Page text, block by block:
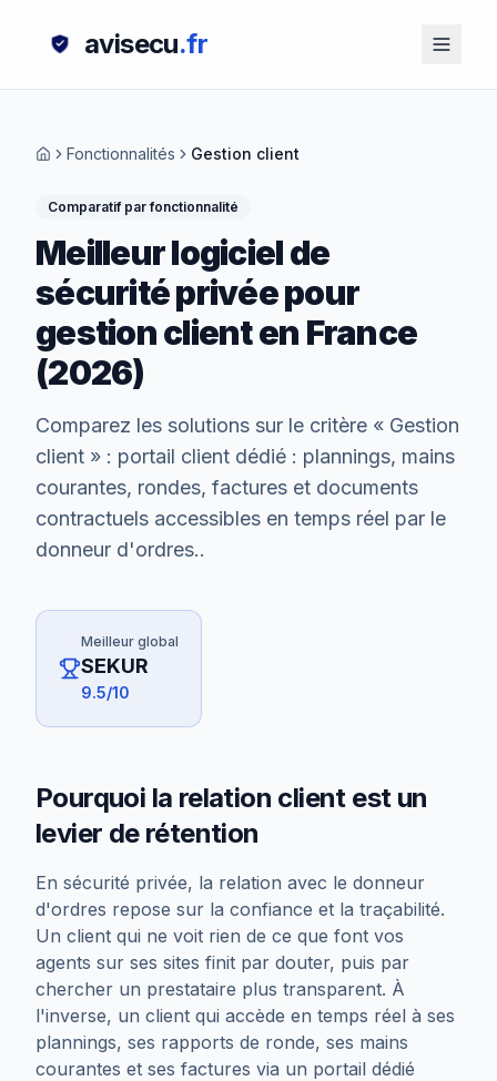
avisecu.fr
Fonctionnalités Gestion client
Comparatif par fonctionnalité
Meilleur logiciel de
sécurité privée pour
gestion clienten France
(2026)
Comparez les solutions sur le critère « Gestion
client » : portail client dédié : plannings, mains
courantes, rondes, factures et documents
contractuels accessibles en temps réel par le
donneur d'ordres..
Meilleur global
SEKUR
9.5/10
Pourquoi la relation client est un
levier de rétention
En sécurité privée, la relation avec le donneur
d'ordres repose sur la confiance et la traçabilité.
Un client qui ne voit rien de ce que font vos
agents sur ses sites finit par douter, puis par
chercher un prestataire plus transparent. À
l'inverse, un client qui accède en temps réel à ses
plannings, ses rapports de ronde, ses mains
courantes et ses factures via un portail dédié